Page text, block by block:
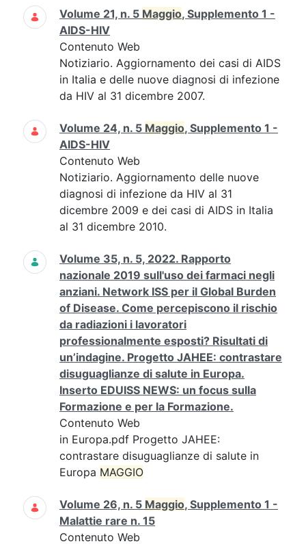
Volume 21, n. 5 Maggio, Supplemento 1 -
AIDS-HIV
Contenuto Web
Notiziario. Aggiornamento dei casi di AIDS
in Italia e delle nuove diagnosi di infezione
da HIV al 31 dicembre 2007.
Volume 24, n. 5 Maggio, Supplemento 1 -
AIDS-HIV
Contenuto Web
Notiziario. Aggiornamento delle nuove
diagnosi di infezione da HIV al 31
dicembre 2009 e dei casi di AIDS in Italia
al 31 dicembre 2010.
Volume 35, n. 5, 2022. Rapporto
nazionale 2019 sull'uso dei farmaci negli
anziani. Network ISS per il Global Burden
of Disease. Come percepiscono il rischio
da radiazioni i lavoratori
professionalmente esposti? Risultati di
un’indagine. Progetto JAHEE: contrastare
disuguaglianze di salute in Europa.
Inserto EDUISS NEWS: un focus sulla
Formazione e per la Formazione.
Contenuto Web
in Europa.pdf Progetto JAHEE:
contrastare disuguaglianze di salute in
Europa MAGGIO
Volume 26, n. 5 Maggio, Supplemento 1 -
Malattie rare n. 15
Contenuto Web